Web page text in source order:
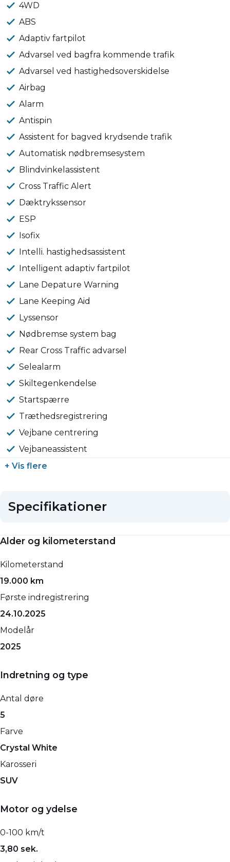
4WD
ABS
Adaptiv fartpilot
Advarsel ved bagfra kommende trafik
Advarsel ved hastighedsoverskidelse
Airbag
Alarm
Antispin
Assistent for bagved krydsende trafik
Automatisk nødbremsesystem
Blindvinkelassistent
Cross Traffic Alert
Dæktrykssensor
ESP
Isofix
Intelli. hastighedsassistent
Intelligent adaptiv fartpilot
Lane Depature Warning
Lane Keeping Aid
Lyssensor
Nødbremse system bag
Rear Cross Traffic advarsel
Selealarm
Skiltegenkendelse
Startspærre
Træthedsregistrering
Vejbane centrering
Vejbaneassistent
+ Vis flere
Specifikationer
Alder og kilometerstand
Kilometerstand
19.000 km
Første indregistrering
24.10.2025
Modelår
2025
Indretning og type
Antal døre
5
Farve
Crystal White
Karosseri
SUV
Motor og ydelse
0-100 km/t
3,80 sek.